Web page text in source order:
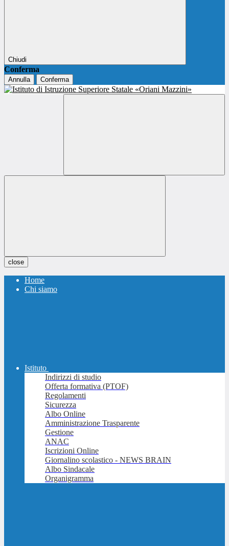
Chiudi
Conferma
Annulla Conferma
close
Home
Chi siamo
Istituto
Indirizzi di studio
Offerta formativa (PTOF)
Regolamenti
Sicurezza
Albo Online
Amministrazione Trasparente
Gestione
ANAC
Iscrizioni Online
Giornalino scolastico - NEWS BRAIN
Albo Sindacale
Organigramma